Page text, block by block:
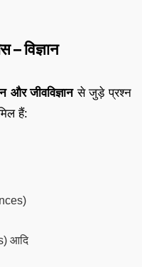
विज्ञान
और जीवविज्ञानसे जुड़े प्रश्न
हैं:
आदि